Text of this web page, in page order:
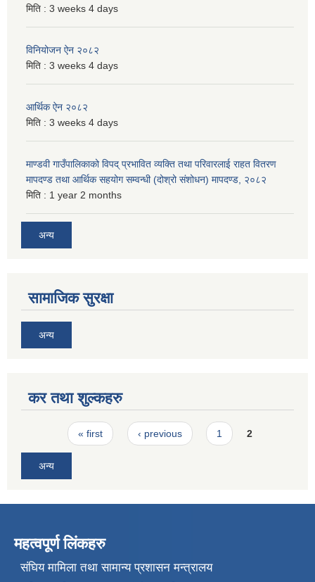
मिति : 3 weeks 4 days
विनियोजन ऐन २०८२
मिति : 3 weeks 4 days
आर्थिक ऐन २०८२
मिति : 3 weeks 4 days
माण्डवी गाउँपालिकाको विपद् प्रभावित व्यक्ति तथा परिवारलाई राहत वितरण
मापदण्ड तथा आर्थिक सहयोग सम्वन्धी (दोश्रो संशोधन) मापदण्ड, २०८२
मिति : 1 year 2 months
अन्य
सामाजिक सुरक्षा
अन्य
कर तथा शुल्कहरु
Pages« first ‹ previous 1 2
अन्य
महत्वपूर्ण लिंकहरु
संघिय मामिला तथा सामान्य प्रशासन मन्त्रालय